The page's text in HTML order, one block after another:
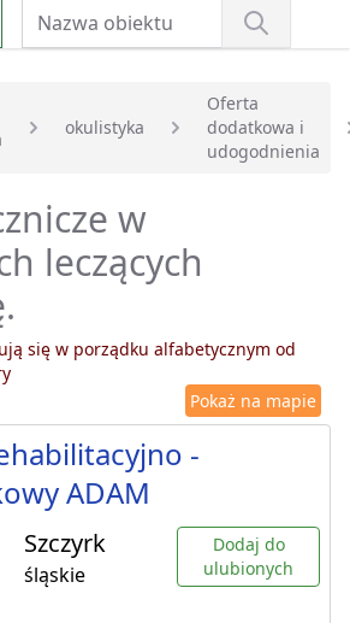
okulistyka
Oferta
dodatkowa i
udogodnienia
w
leczących
się w porządku alfabetycznym od
Pokaż na mapie
-
ADAM
Szczyrk
śląskie
Dodaj do
ulubionych